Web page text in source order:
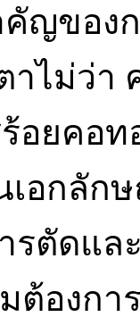
คัญขอ
าไม่ว่
อยคอ
เอกลั
รตัดแ
ต้องก